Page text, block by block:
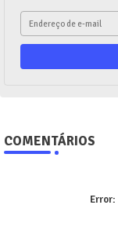
COMENTÁRIOS
Error: